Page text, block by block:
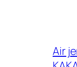
Air